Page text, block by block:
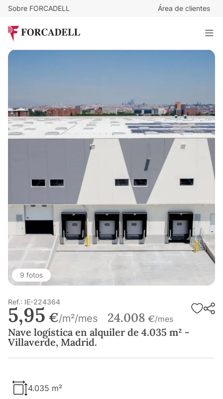
Sobre FORCADELL Área de clientes
Nave logística en alquiler de 4.035 m² - Villaverde, Madrid.
4.035 m²
9 fotos
Ref.: IE-224364
5,95 €/m²/mes 24.008 €/mes
Nave logística en alquiler de 4.035 m² -
Villaverde, Madrid.
4.035 m²